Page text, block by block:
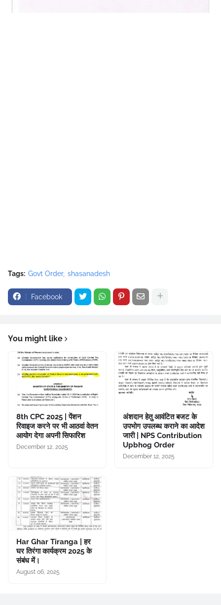
Tags: Govt Order shasanadesh
Facebook
You might like
8th CPC 2025 | पेंशन
रिवाइज करने पर भी आठवां वेतन
आयोग देगा अपनी सिफारिश
December 12, 2025
अंशदान हेतु आवंटित बजट के
उपभोग उपलब्ध कराने का आदेश
जारी | NPS Contribution
Upbhog Order
December 12, 2025
Har Ghar Tiranga | हर
घर तिरंगा कार्यक्रम 2025 के
संबंध में।
August 06, 2025